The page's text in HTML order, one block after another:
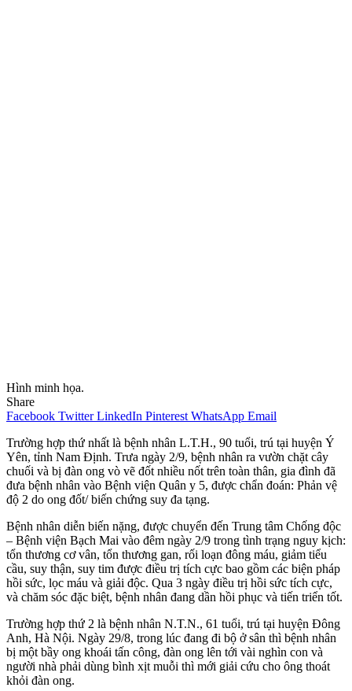
Hình minh họa.
Share
Facebook Twitter LinkedIn Pinterest WhatsApp Email
Trường hợp thứ nhất là bệnh nhân L.T.H., 90 tuổi, trú tại huyện Ý
Yên, tỉnh Nam Định. Trưa ngày 2/9, bệnh nhân ra vườn chặt cây
chuối và bị đàn ong vò vẽ đốt nhiều nốt trên toàn thân, gia đình đã
đưa bệnh nhân vào Bệnh viện Quân y 5, được chẩn đoán: Phản vệ
độ 2 do ong đốt/ biến chứng suy đa tạng.
Bệnh nhân diễn biến nặng, được chuyển đến Trung tâm Chống độc
– Bệnh viện Bạch Mai vào đêm ngày 2/9 trong tình trạng nguy kịch:
tổn thương cơ vân, tổn thương gan, rối loạn đông máu, giảm tiểu
cầu, suy thận, suy tim được điều trị tích cực bao gồm các biện pháp
hồi sức, lọc máu và giải độc. Qua 3 ngày điều trị hồi sức tích cực,
và chăm sóc đặc biệt, bệnh nhân đang dần hồi phục và tiến triển tốt.
Trường hợp thứ 2 là bệnh nhân N.T.N., 61 tuổi, trú tại huyện Đông
Anh, Hà Nội. Ngày 29/8, trong lúc đang đi bộ ở sân thì bệnh nhân
bị một bầy ong khoái tấn công, đàn ong lên tới vài nghìn con và
người nhà phải dùng bình xịt muỗi thì mới giải cứu cho ông thoát
khỏi đàn ong.